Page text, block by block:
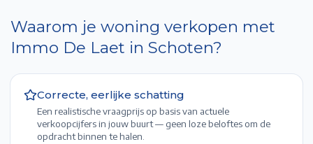
Waarom je woning verkopen met
Immo De Laet in Schoten?
Correcte, eerlijke schatting
Een realistische vraagprijs op basis van actuele
verkoopcijfers in jouw buurt — geen loze beloftes om de
opdracht binnen te halen.